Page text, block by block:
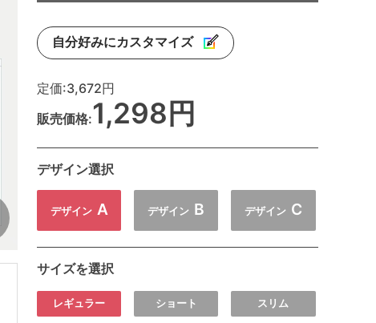
自分好みにカスタマイズ
定価:3,672円
販売価格:1,298円
デザイン選択
デザイン A デザイン B デザイン C
サイズを選択
レギュラー ショート スリム